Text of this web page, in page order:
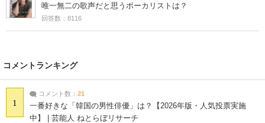
唯一無二の歌声だと思うボーカリストは？
回答数：8116
コメントランキング
1
コメント数： 21
一番好きな「韓国の男性俳優」は？【2026年版・人気投票実施
中】 | 芸能人 ねとらぼリサーチ